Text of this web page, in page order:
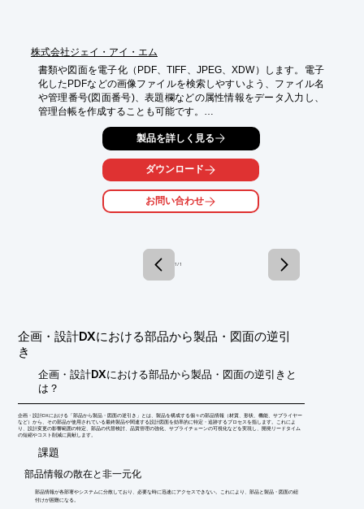
株式会社ジェイ・アイ・エム
書類や図面を電子化（PDF、TIFF、JPEG、XDW）します。電子
化したPDFなどの画像ファイルを検索しやすいよう、ファイル名
や管理番号(図面番号)、表題欄などの属性情報をデータ入力し、
管理台帳を作成することも可能です。
管理番号など紐づけるキーがあれば、受注データなど関連するデ
ータを紐づけ、データを統合、整形する作業も行っています。
【サービスメニュー】
・社内書類、技術資料、契約書、伝票類など各種書類の電子化
・A0サイズまでの図面の電子化
・管理番号(図面番号)や表題欄など、属性情報のデータ入力
・電子化後の紙原本の廃棄
・電子化後の外部倉庫への移管
・文書管理システムの選定支援、コンテンツ作成
です。
は、電子化センターの立ち上げのお手伝いも可能です。
製品を詳しく見る
ダウンロード
お問い合わせ
1 / 1
企画・設計DXにおける部品から製品・図面の逆引
き
企画・設計DXにおける部品から製品・図面の逆引きと
は？
企画・設計DXにおける「部品から製品・図面の逆引き」とは、製品を構成する個々の部品情報（材質、形状、機能、サプライヤー
など）から、その部品が使用されている最終製品や関連する設計図面を効率的に特定・追跡するプロセスを指します。これによ
り、設計変更の影響範囲の特定、部品の代替検討、品質管理の強化、サプライチェーンの可視化などを実現し、開発リードタイム
の短縮やコスト削減に貢献します。
​課題
部品情報の散在と非一元化
部品情報が各部署やシステムに分散しており、必要な時に迅速にアクセスできない。これにより、部品と製品・図面の紐
付けが困難になる。